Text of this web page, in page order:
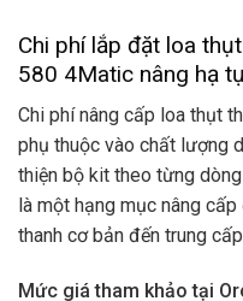
Chi phí lắp đặt loa
580 4Matic nâng hạ
Chi phí nâng cấp loa thụt
phụ thuộc vào chất lượng
thiện bộ kit theo từng
là một hạng mục nâng
thanh cơ bản đến trung
Mức giá tham khảo tại